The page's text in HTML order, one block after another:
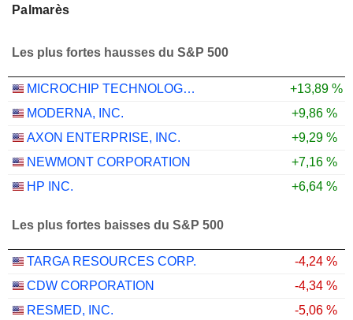
Palmarès
Les plus fortes hausses du S&P 500
MICROCHIP TECHNOLOGY INCORPORATED
+13,89 %
MODERNA, INC.
+9,86 %
AXON ENTERPRISE, INC.
+9,29 %
NEWMONT CORPORATION
+7,16 %
HP INC.
+6,64 %
Les plus fortes baisses du S&P 500
TARGA RESOURCES CORP.
-4,24 %
CDW CORPORATION
-4,34 %
RESMED, INC.
-5,06 %